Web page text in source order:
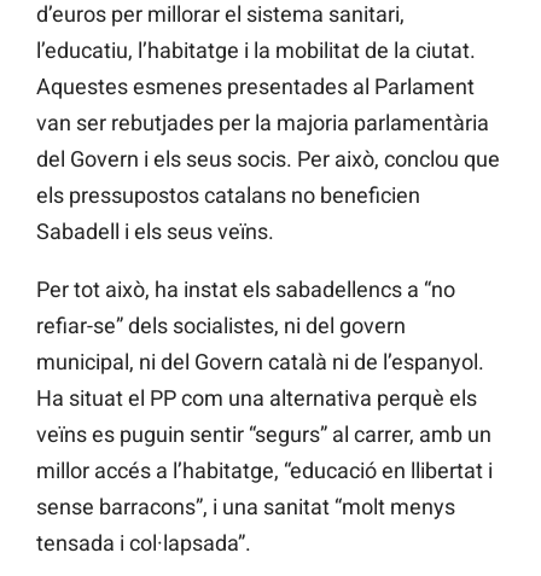
d’euros per millorar el sistema sanitari,
l’educatiu, l’habitatge i la mobilitat de la ciutat.
Aquestes esmenes presentades al Parlament
van ser rebutjades per la majoria parlamentària
del Govern i els seus socis. Per això, conclou que
els pressupostos catalans no beneficien
Sabadell i els seus veïns.
Per tot això, ha instat els sabadellencs a “no
refiar-se” dels socialistes, ni del govern
municipal, ni del Govern català ni de l’espanyol.
Ha situat el PP com una alternativa perquè els
veïns es puguin sentir “segurs” al carrer, amb un
millor accés a l’habitatge, “educació en llibertat i
sense barracons”, i una sanitat “molt menys
tensada i col·lapsada”.